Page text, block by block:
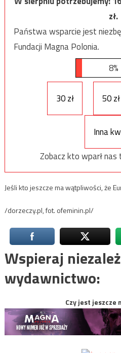
zł.
Państwa wsparcie jest
Fundacji Magna Polonia.
8%
30 zł 50 zł
Inna
Zobacz kto wparł nas
Jeśli kto jeszcze ma wątpliwości, że
/dorzeczy.pl, fot. ofeminin.pl/
Wspieraj
wydawnictwo:
Czy jest jeszcze